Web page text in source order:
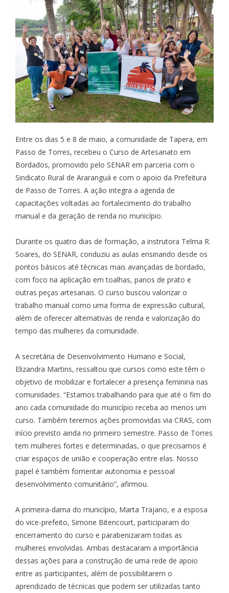
Entre os dias 5 e 8 de maio, a comunidade de Tapera, em
Passo de Torres, recebeu o Curso de Artesanato em
Bordados, promovido pelo SENAR em parceria com o
Sindicato Rural de Araranguá e com o apoio da Prefeitura
de Passo de Torres. A ação integra a agenda de
capacitações voltadas ao fortalecimento do trabalho
manual e da geração de renda no município.
Durante os quatro dias de formação, a instrutora Telma R.
Soares, do SENAR, conduziu as aulas ensinando desde os
pontos básicos até técnicas mais avançadas de bordado,
com foco na aplicação em toalhas, panos de prato e
outras peças artesanais. O curso buscou valorizar o
trabalho manual como uma forma de expressão cultural,
além de oferecer alternativas de renda e valorização do
tempo das mulheres da comunidade.
A secretária de Desenvolvimento Humano e Social,
Elizandra Martins, ressaltou que cursos como este têm o
objetivo de mobilizar e fortalecer a presença feminina nas
comunidades. “Estamos trabalhando para que até o fim do
ano cada comunidade do município receba ao menos um
curso. Também teremos ações promovidas via CRAS, com
início previsto ainda no primeiro semestre. Passo de Torres
tem mulheres fortes e determinadas, o que precisamos é
criar espaços de união e cooperação entre elas. Nosso
papel é também fomentar autonomia e pessoal
desenvolvimento comunitário”, afirmou.
A primeira-dama do município, Marta Trajano, e a esposa
do vice-prefeito, Simone Bitencourt, participaram do
encerramento do curso e parabenizaram todas as
mulheres envolvidas. Ambas destacaram a importância
dessas ações para a construção de uma rede de apoio
entre as participantes, além de possibilitarem o
aprendizado de técnicas que podem ser utilizadas tanto